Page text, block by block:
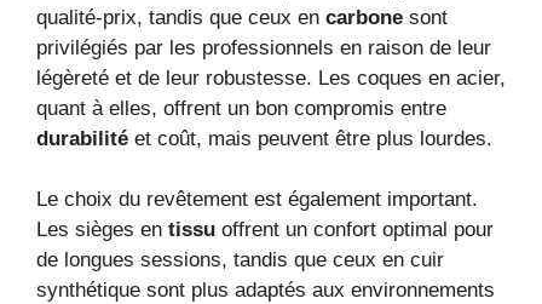
qualité-prix, tandis que ceux en carbone sont
privilégiés par les professionnels en raison de leur
légèreté et de leur robustesse. Les coques en acier,
quant à elles, offrent un bon compromis entre
durabilité et coût, mais peuvent être plus lourdes.
Le choix du revêtement est également important.
Les sièges en tissu offrent un confort optimal pour
de longues sessions, tandis que ceux en cuir
synthétique sont plus adaptés aux environnements